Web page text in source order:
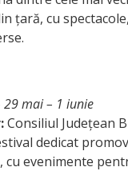
țară, cu
29 mai – 1 iunie
Consiliul Județean
dedicat
cu evenimente